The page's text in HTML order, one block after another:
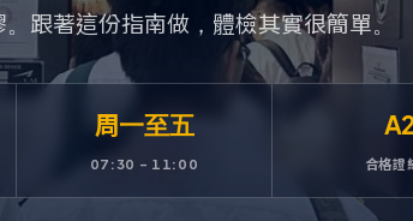
跟著這份指南做，體檢其實很簡單。
周一至五
07:30 – 11:00 合格證